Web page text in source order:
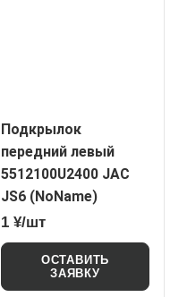
Подкрылок
передний левый
5512100U2400 JAC
JS6 (NoName)
1 ¥/шт
ОСТАВИТЬ
ЗАЯВКУ